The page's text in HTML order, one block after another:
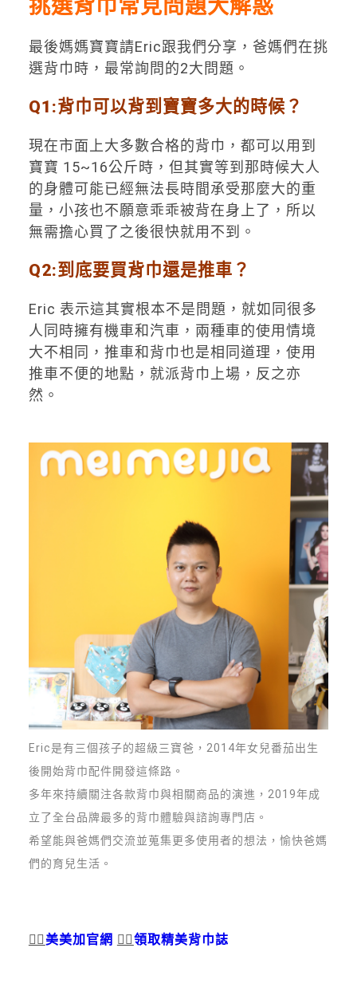
挑選背巾常見問題大解惑
最後媽媽寶寶請Eric跟我們分享，爸媽們在挑
選背巾時，最常詢問的2大問題。
Q1:背巾可以背到寶寶多大的時候？
現在市面上大多數合格的背巾，都可以用到
寶寶 15~16公斤時，但其實等到那時候大人
的身體可能已經無法長時間承受那麼大的重
量，小孩也不願意乖乖被背在身上了，所以
無需擔心買了之後很快就用不到。
Q2:到底要買背巾還是推車？
Eric 表示這其實根本不是問題，就如同很多
人同時擁有機車和汽車，兩種車的使用情境
大不相同，推車和背巾也是相同道理，使用
推車不便的地點，就派背巾上場，反之亦
然。
Eric是有三個孩子的超級三寶爸，2014年女兒番茄出生
後開始背巾配件開發這條路。
多年來持續關注各款背巾與相關商品的演進，2019年成
立了全台品牌最多的背巾體驗與諮詢專門店。
希望能與爸媽們交流並蒐集更多使用者的想法，愉快爸媽
們的育兒生活。
👉🏻美美加官網 👉🏻領取精美背巾誌